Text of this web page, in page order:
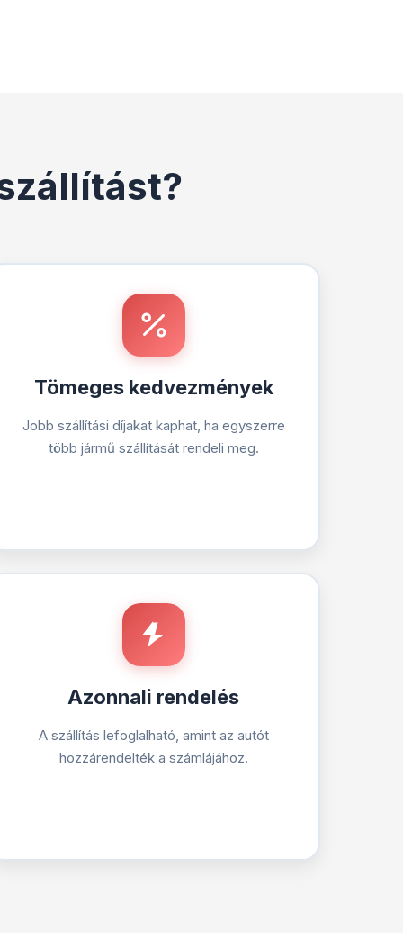
Tömeges kedvezmények
Jobb szállítási díjakat kaphat, ha egyszerre
több jármű szállítását rendeli meg.
Azonnali rendelés
A szállítás lefoglalható, amint az autót
hozzárendelték a számlájához.